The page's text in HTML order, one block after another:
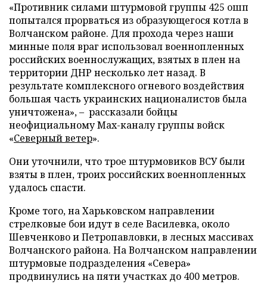
«Противник силами штурмовой группы 425 ошп
попытался прорваться из образующегося котла в
Волчанском районе. Для прохода через наши
минные поля враг использовал военнопленных
российских военнослужащих, взятых в плен на
территории ДНР несколько лет назад. В
результате комплексного огневого воздействия
большая часть украинских националистов была
уничтожена», – рассказали бойцы
неофициальному Max-каналу группы войск
«Северный ветер».
Они уточнили, что трое штурмовиков ВСУ были
взяты в плен, троих российских военнопленных
удалось спасти.
Кроме того, на Харьковском направлении
стрелковые бои идут в селе Василевка, около
Шевченково и Петропавловки, в лесных массивах
Волчанского района. На Волчанском направлении
штурмовые подразделения «Севера»
продвинулись на пяти участках до 400 метров.